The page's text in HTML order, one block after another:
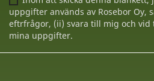
uppgifter används av Rosebor Oy,
eftrfrågor, (ii) svara till mig och
mina uppgifter.